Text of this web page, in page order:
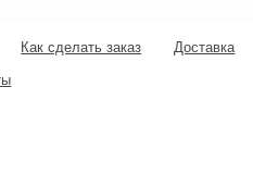
Как сделать заказ Доставка